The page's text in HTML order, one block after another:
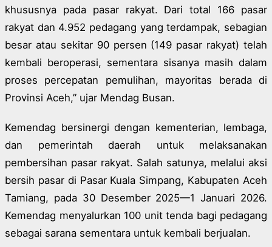
khususnya pada pasar rakyat. Dari total 166 pasar
rakyat dan 4.952 pedagang yang terdampak, sebagian
besar atau sekitar 90 persen (149 pasar rakyat) telah
kembali beroperasi, sementara sisanya masih dalam
proses percepatan pemulihan, mayoritas berada di
Provinsi Aceh,” ujar Mendag Busan.
Kemendag bersinergi dengan kementerian, lembaga,
dan pemerintah daerah untuk melaksanakan
pembersihan pasar rakyat. Salah satunya, melalui aksi
bersih pasar di Pasar Kuala Simpang, Kabupaten Aceh
Tamiang, pada 30 Desember 2025—1 Januari 2026.
Kemendag menyalurkan 100 unit tenda bagi pedagang
sebagai sarana sementara untuk kembali berjualan.